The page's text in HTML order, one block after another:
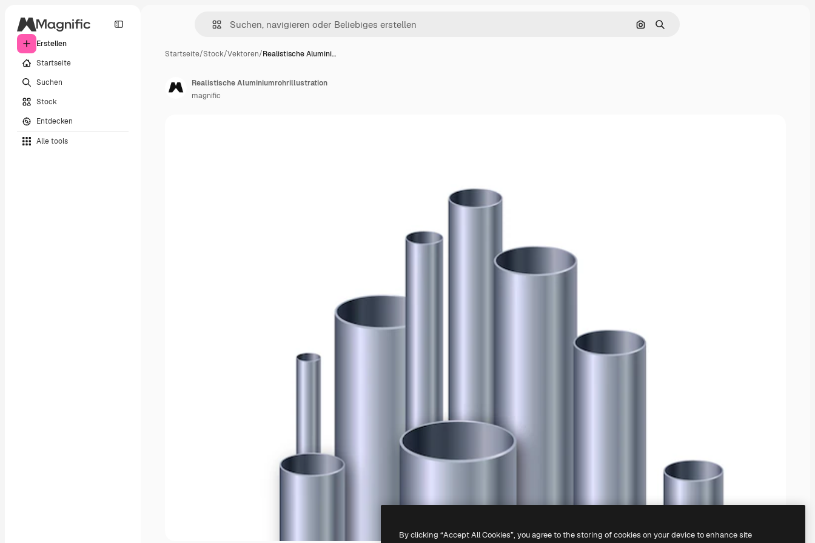
Erstellen
Startseite
Suchen
Stock
Entdecken
Alle tools
Nach Bild suchen
Suchen
Startseite/Stock/Vektoren/Realistische Alumini…
Realistische Aluminiumrohrillustration
magnific
By clicking “Accept All Cookies”, you agree to the storing of cookies on your device to enhance site